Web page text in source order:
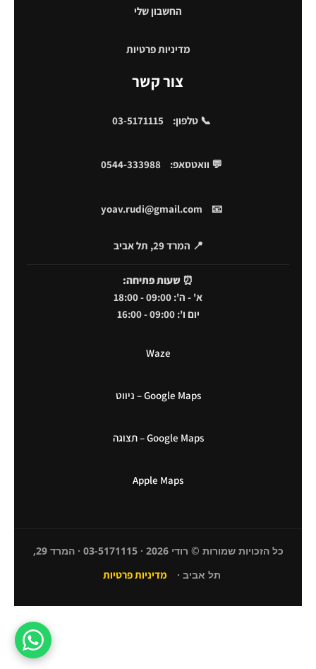
החשבון שלי
מדיניות פרטיות
צור קשר
📞 טלפון: 03-5171115
💬 וואטסאפ: 0544-333988
📧
yoav.rudi@gmail.com
📍 המרד 29, תל אביב
⏰ שעות פתיחה:
א' - ה': 09:00 - 18:00
יום ו': 09:00 - 16:00
Waze
Google Maps – ניווט
Google Maps – תצוגה
Apple Maps
כל הזכויות שמורות © רודי 2026 · 03-5171115 · המרד 29,
תל אביב ·
מדיניות פרטיות